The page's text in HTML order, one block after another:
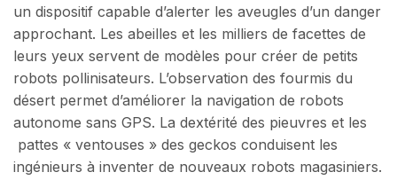
un dispositif capable d’alerter les aveugles d’un danger
approchant. Les abeilles et les milliers de facettes de
leurs yeux servent de modèles pour créer de petits
robots pollinisateurs. L’observation des fourmis du
désert permet d’améliorer la navigation de robots
autonome sans GPS. La dextérité des pieuvres et les
pattes « ventouses » des geckos conduisent les
ingénieurs à inventer de nouveaux robots magasiniers.